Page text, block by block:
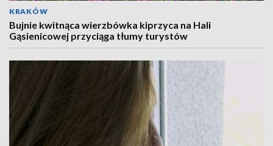
KRAKÓW
Bujnie kwitnąca wierzbówka kiprzyca na Hali
Gąsienicowej przyciąga tłumy turystów